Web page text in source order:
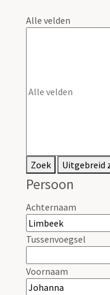
Alle velden
Zoek Uitgebreid
Persoon
Achternaam
Tussenvoegsel
Voornaam